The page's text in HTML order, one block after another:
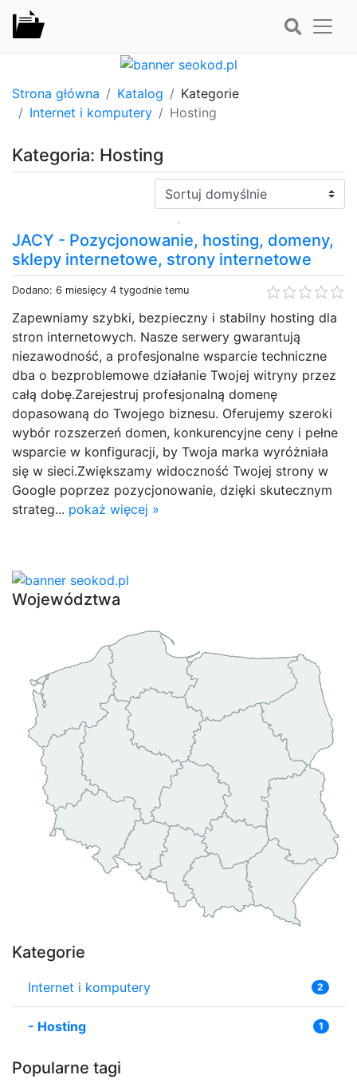
Strona główna Katalog
Kategorie
Internet i komputery
Hosting
Kategoria: Hosting
Sortuj:
JACY - Pozycjonowanie, hosting, domeny,
sklepy internetowe, strony internetowe
Dodano: 6 miesięcy 4 tygodnie temu
Zapewniamy szybki, bezpieczny i stabilny hosting dla
stron internetowych. Nasze serwery gwarantują
niezawodność, a profesjonalne wsparcie techniczne
dba o bezproblemowe działanie Twojej witryny przez
całą dobę.Zarejestruj profesjonalną domenę
dopasowaną do Twojego biznesu. Oferujemy szeroki
wybór rozszerzeń domen, konkurencyjne ceny i pełne
wsparcie w konfiguracji, by Twoja marka wyróżniała
się w sieci.Zwiększamy widoczność Twojej strony w
Google poprzez pozycjonowanie, dzięki skutecznym
strateg... pokaż więcej »
Województwa
Kategorie
Internet i komputery 2
- Hosting 1
Popularne tagi